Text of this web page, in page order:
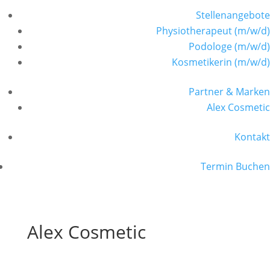
Stellenangebote
Physiotherapeut (m/w/d)
Podologe (m/w/d)
Kosmetikerin (m/w/d)
Partner & Marken
Alex Cosmetic
Kontakt
Termin Buchen
Alex Cosmetic